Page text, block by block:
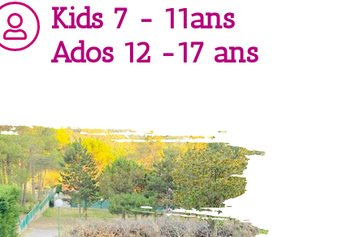
Kids 7 - 11ans
Ados 12 -17 ans